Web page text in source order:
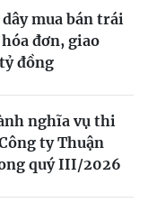
mua bán trái
đơn, giao
đồng
nghĩa vụ thi
ty Thuận
quý III/2026